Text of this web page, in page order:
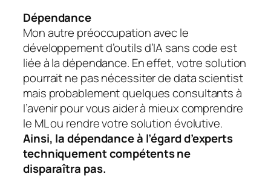
Dépendance
Mon autre préoccupation avec le
développement d’outils d’IA sans code est
liée à la dépendance. En effet, votre solution
pourrait ne pas nécessiter de data scientist
mais probablement quelques consultants à
l’avenir pour vous aider à mieux comprendre
le ML ou rendre votre solution évolutive.
Ainsi, la dépendance à l’égard d’experts
techniquement compétents ne
disparaîtra pas.